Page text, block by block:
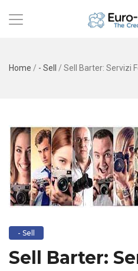
Home / - Sell / Sell Barter: Servizi
- Sell
Sell Barter: